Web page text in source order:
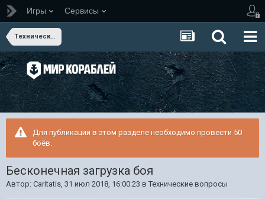
Игры Сервисы
Технические вопросы
Для публикации в этом разделе необходимо провести 50
боёв.
Бесконечная загрузка боя
Автор: Caritatis, 31 июл 2018, 16:00:23 в Технические вопросы